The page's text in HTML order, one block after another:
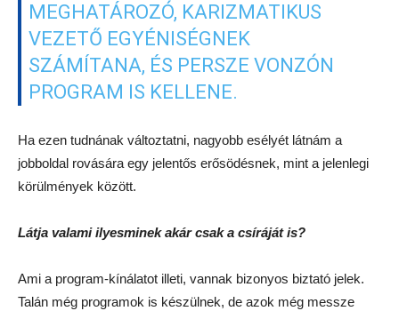
MEGHATÁROZÓ, KARIZMATIKUS
VEZETŐ EGYÉNISÉGNEK
SZÁMÍTANA, ÉS PERSZE VONZÓN
PROGRAM IS KELLENE.
Ha ezen tudnának változtatni, nagyobb esélyét látnám a
jobboldal rovására egy jelentős erősödésnek, mint a jelenlegi
körülmények között.
Látja valami ilyesminek akár csak a csíráját is?
Ami a program-kínálatot illeti, vannak bizonyos biztató jelek.
Talán még programok is készülnek, de azok még messze